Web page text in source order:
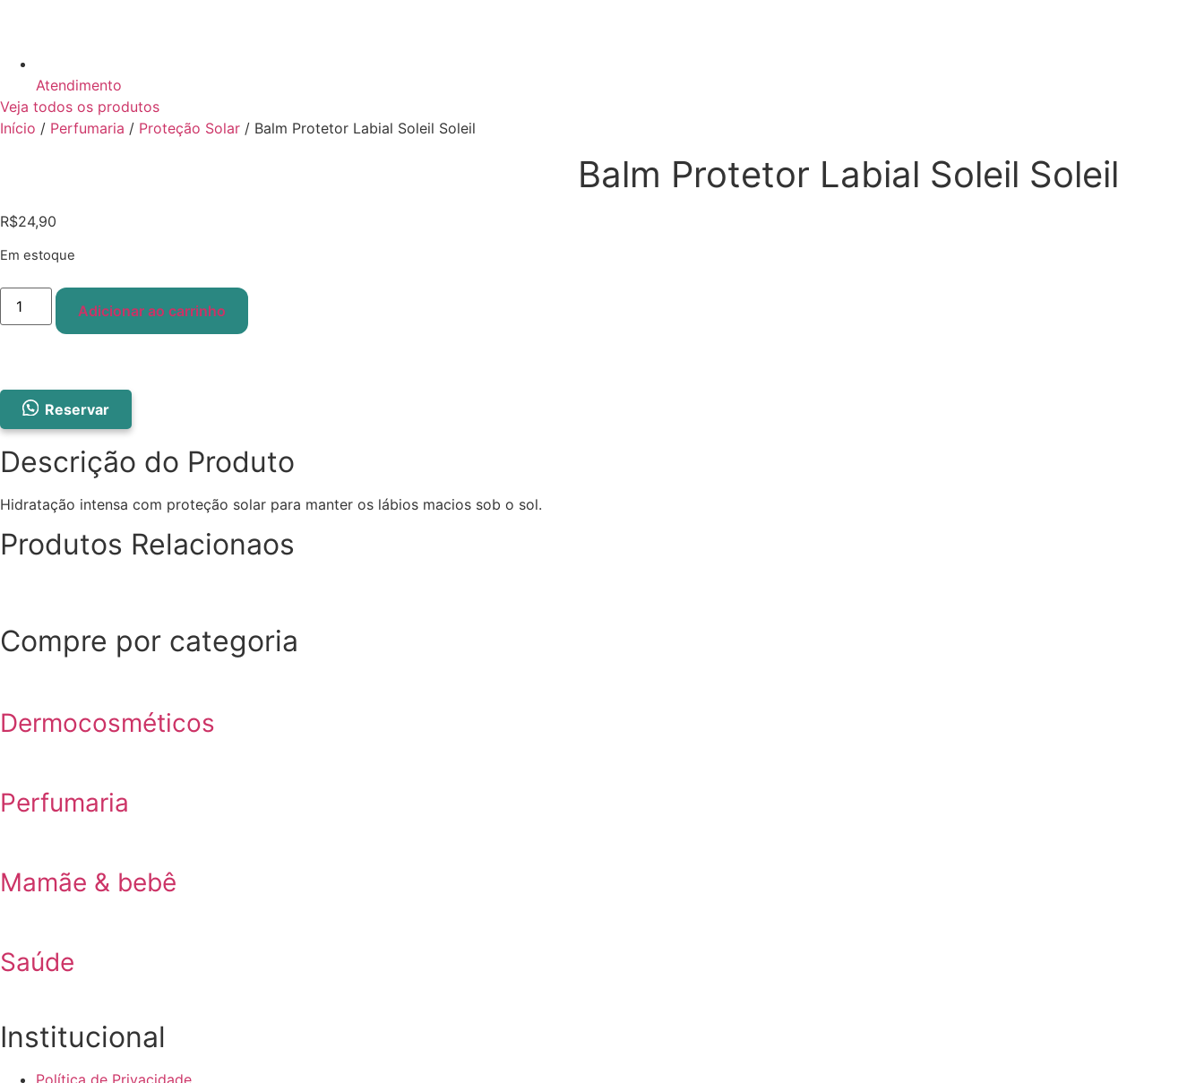
Atendimento
Veja todos os produtos
Início / Perfumaria / Proteção Solar / Balm Protetor Labial Soleil Soleil
Balm Protetor Labial Soleil Soleil
R$24,90
Em estoque
Balm
Protetor
Labial
Adicionar ao carrinho
Reservar
Descrição do Produto
Hidratação intensa com proteção solar para manter os lábios macios sob o sol.
Produtos Relacionaos
Compre por categoria
Dermocosméticos
Perfumaria
Mamãe & bebê
Saúde
Institucional